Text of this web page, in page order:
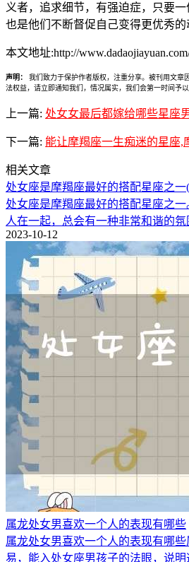
义者，追求细节，有强迫症，只要
也是他们不断督促自己变得更优秀的
本文地址:http://
声明：
我们致力于保护作者版权，注重分享。被刊用文章
法权益，请立即通知我们，情况属实，我们会第一时间予
上一篇: 处女女最后都嫁给哪些星座男
下一篇: 能让摩羯座一生痴迷的星座,
相关文章
处女座是摩羯座最好的搭配星座之
处女座是摩羯座最好的搭配星座之
人在一起，总会有一种非常和谐的
2023-10-12
属龙处女男喜欢一个人的表现有哪些
属龙处女男喜欢一个人的表现有哪
易，能入处女座男孩子的法眼，说